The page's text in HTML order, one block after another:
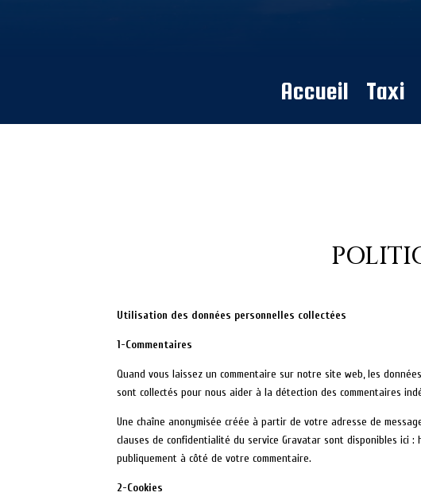
Accueil Taxi
Utilisation des données personnelles collectées
1-Commentaires
Quand vous laissez un commentaire sur notre site web, les
sont collectés pour nous aider à la détection des commentaires
Une chaîne anonymisée créée à partir de votre adresse de
clauses de confidentialité du service Gravatar sont disponibles
publiquement à côté de votre commentaire.
2-Cookies